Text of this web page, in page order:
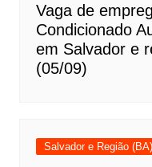
Vaga de
Condicionado
em Salvador e
(05/09)
Salvador e Região (BA)